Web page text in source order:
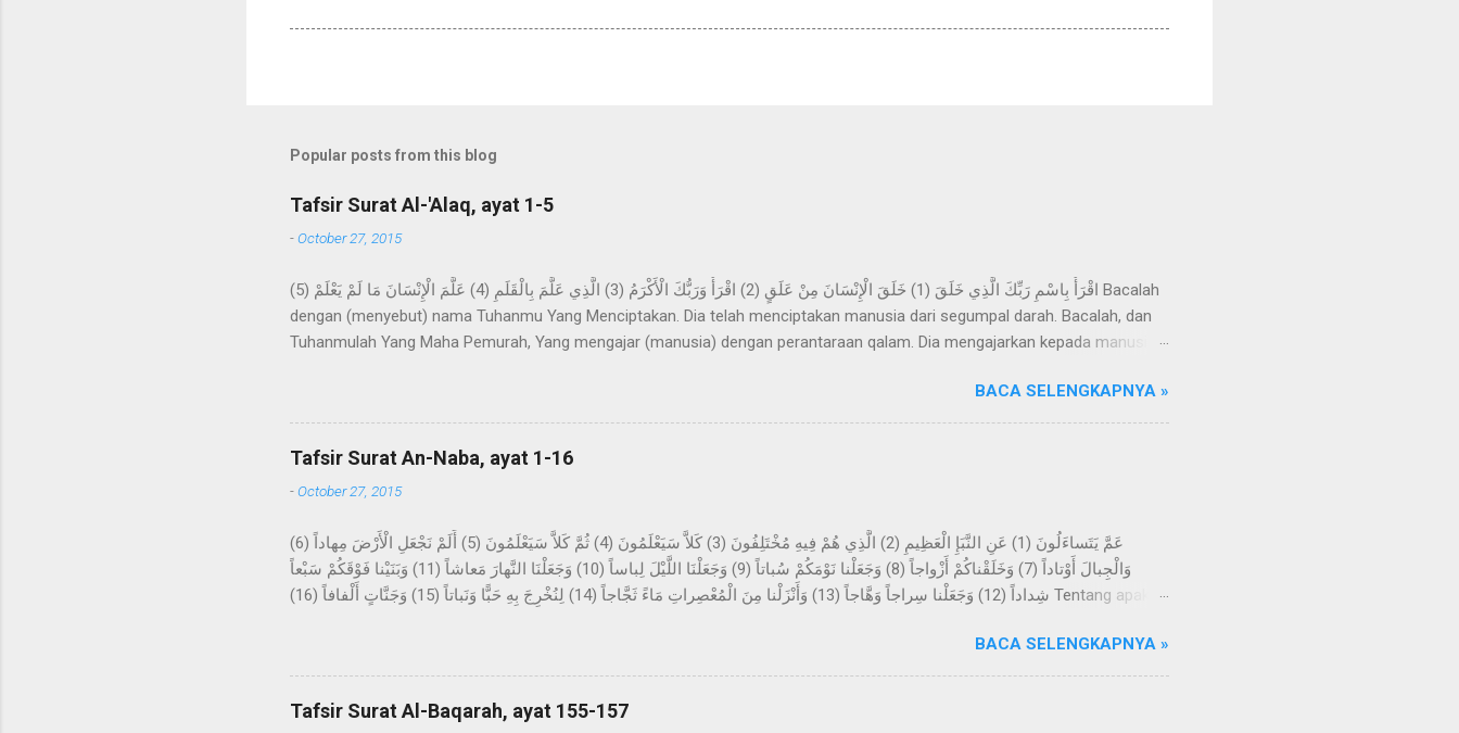
Popular posts from this blog
Tafsir Surat Al-'Alaq, ayat 1-5
-October 27, 2015
اقْرَأْ بِاسْمِ رَبِّكَ الَّذِي خَلَقَ (1) خَلَقَ الْإِنْسَانَ مِنْ عَلَقٍ (2) اقْرَأْ وَرَبُّكَ الْأَكْرَمُ (3) الَّذِي عَلَّمَ بِالْقَلَمِ (4) عَلَّمَ الْإِنْسَانَ مَا لَمْ يَعْلَمْ (5) Bacalah
dengan (menyebut) nama Tuhanmu Yang Menciptakan. Dia telah menciptakan manusia dari segumpal darah. Bacalah, dan
Tuhanmulah Yang Maha Pemurah, Yang mengajar (manusia) dengan perantaraan qalam. Dia mengajarkan kepada manusia
kepada kami Ma'mar, dari Az-Zuhri, dari Urwah, dari Aisyah yang menceritakan bahwa permulaan wahyu yang disampaikan
kepada Rasulullah Saw. berupa mimpi yang benar dalam tidurnya. Dan beliau tidak sekali-kali melihat suatu mimpi, melainkan
datangnya mimpi itu bagaikan sinar pagi hari. Kemudian dijadikan baginya suka menyendiri, dan beliau sering datang ke Gua
Hira, lalu melakukan ibadah di dalamnya selama beberapa malam yang berbilang dan...
BACA SELENGKAPNYA »
Tafsir Surat An-Naba, ayat 1-16
-October 27, 2015
عَمَّ يَتَساءَلُونَ (1) عَنِ النَّبَإِ الْعَظِيمِ (2) الَّذِي هُمْ فِيهِ مُخْتَلِفُونَ (3) كَلاَّ سَيَعْلَمُونَ (4) ثُمَّ كَلاَّ سَيَعْلَمُونَ (5) أَلَمْ نَجْعَلِ الْأَرْضَ مِهاداً (6)
وَالْجِبالَ أَوْتاداً (7) وَخَلَقْناكُمْ أَزْواجاً (8) وَجَعَلْنا نَوْمَكُمْ سُباتاً (9) وَجَعَلْنَا اللَّيْلَ لِباساً (10) وَجَعَلْنَا النَّهارَ مَعاشاً (11) وَبَنَيْنا فَوْقَكُمْ سَبْعاً
شِداداً (12) وَجَعَلْنا سِراجاً وَهَّاجاً (13) وَأَنْزَلْنا مِنَ الْمُعْصِراتِ مَاءً ثَجَّاجاً (14) لِنُخْرِجَ بِهِ حَبًّا وَنَباتاً (15) وَجَنَّاتٍ أَلْفافاً (16) Tentang apakah
akan mengetahui, kemudian sekali-kali tidak; kelak mereka akan mengetahui. Bukankah Kami telah menjadikan bumi itu
sebagai hamparan? Dan gunung-gunung sebagai pasak? Dan Kami jadikan kalian berpasang-pasangan, dan Kami jadikan
tidur kalian untuk istirahat, dan Kami jadikan malam sebagai pakaian, dan ...
BACA SELENGKAPNYA »
Tafsir Surat Al-Baqarah, ayat 155-157